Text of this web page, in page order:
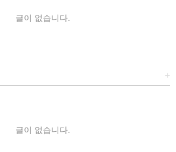
글이 없습니다.
+
글이 없습니다.